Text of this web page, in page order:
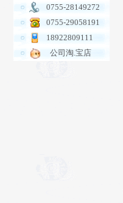
0755-28149272
0755-29058191
18922809111
公司淘.宝店